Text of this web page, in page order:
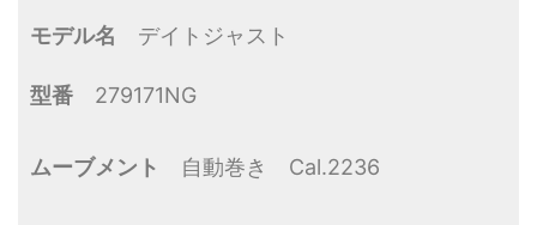
モデル名 デイトジャスト
型番 279171NG
ムーブメント 自動巻き Cal.2236